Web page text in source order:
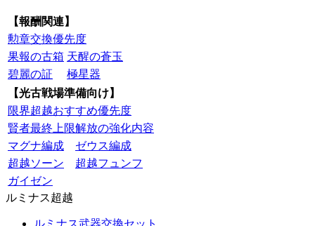
【報酬関連】
勲章交換優先度
果報の古箱 天醒の蒼玉
碧麗の証
極星器
【光古戦場準備向け】
限界超越おすすめ優先度
賢者最終上限解放の強化内容
マグナ編成
ゼウス編成
超越ソーン
超越フュンフ
ガイゼン
ルミナス超越
ルミナス武器交換セット